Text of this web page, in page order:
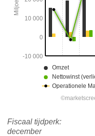
Fiscaal tijdperk:
december